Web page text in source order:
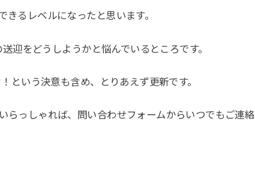
るレベルになったと思います。
をどうしようかと悩んでいるところです。
いう決意も含め、とりあえず更新です。
らっしゃれば、問い合わせフォームからいつでもご連絡